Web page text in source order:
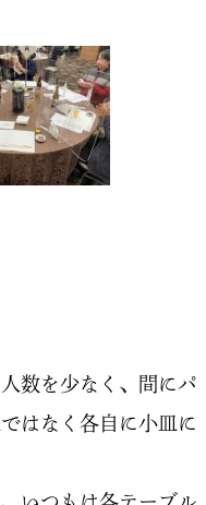
数を少なく、間にパ
はなく各自に小皿に